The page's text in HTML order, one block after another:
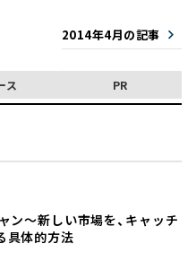
2014年4月の記事
ス PR
ン～新しい市場を、キャッチ
具体的方法